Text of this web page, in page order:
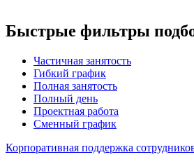
Быстрые фильтры
Частичная занятость
Гибкий график
Полная занятость
Полный день
Проектная работа
Сменный график
Корпоративная поддержка